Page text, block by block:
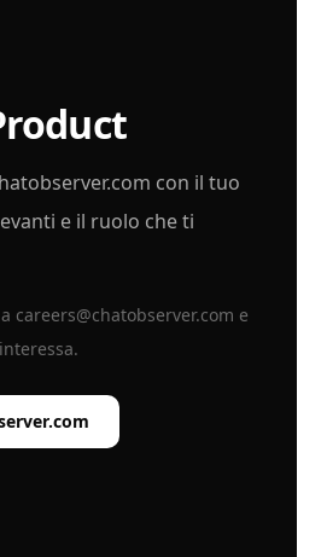
con il tuo
e il ruolo che ti
careers@chatobserver.com e